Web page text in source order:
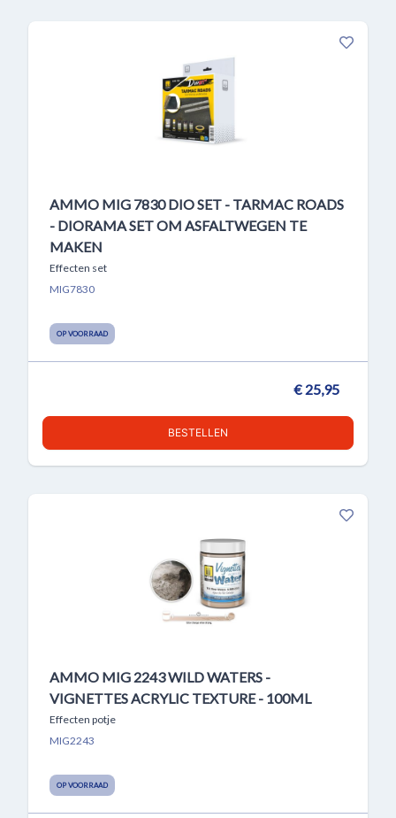
AMMO MIG 7830 DIO SET - TARMAC ROADS
- DIORAMA SET OM ASFALTWEGEN TE
MAKEN
Effecten set
MIG7830
OP VOORRAAD
€ 25,95
BESTELLEN
AMMO MIG 2243 WILD WATERS -
VIGNETTES ACRYLIC TEXTURE - 100ML
Effecten potje
MIG2243
OP VOORRAAD